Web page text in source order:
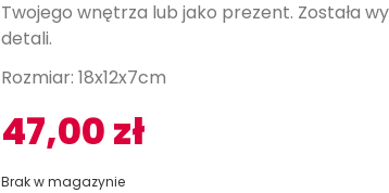
Twojego wnętrza lub jako prezent. Została
detali.
Rozmiar: 18x12x7cm
47,00zł
Brak w magazynie